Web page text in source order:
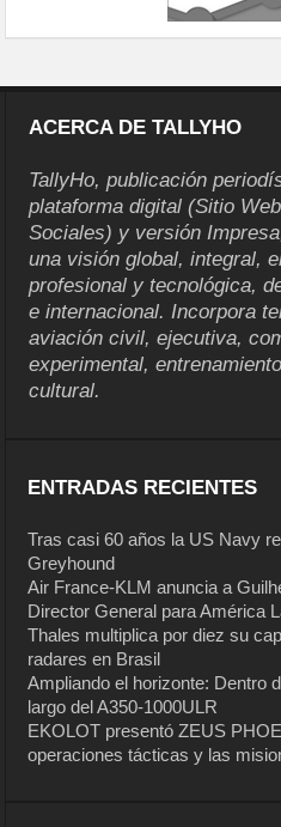
ACERCA DE TALLYHO
TallyHo, publicación
plataforma digital (Sitio
Sociales) y versión
una visión global, integral,
profesional y tecnológica,
e internacional. Incorpora
aviación civil, ejecutiva,
experimental,
cultural.
ENTRADAS RECIENTES
Tras casi 60 años la US Navy
Greyhound
Air France-KLM anuncia a
Director General para América
Thales multiplica por diez su
radares en Brasil
Ampliando el horizonte: Dentro
largo del A350-1000ULR
EKOLOT presentó ZEUS
operaciones tácticas y las